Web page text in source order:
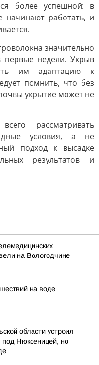
более успешной: в
начинают работать, и
значительно
первые недели. Укрыв
им адаптацию к
помнить, что без
укрытие может не
рассматривать
условия, а не
подход к высадке
результатов и
на Вологодчине
на воде
области устроил
Нюксеницей, но